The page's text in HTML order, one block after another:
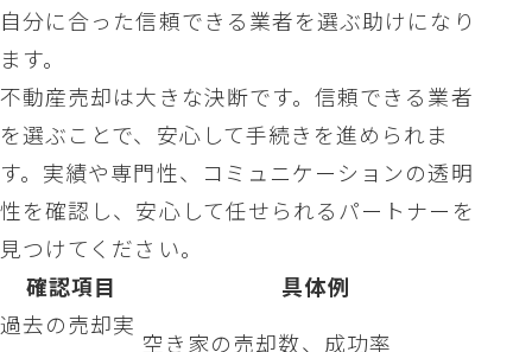
自分に合った信頼できる業者を選ぶ助けになり
ます。
不動産売却は大きな決断です。信頼できる業者
を選ぶことで、安心して手続きを進められま
す。実績や専門性、コミュニケーションの透明
性を確認し、安心して任せられるパートナーを
見つけてください。
確認項目
具体例
過去の売却実
空き家の売却数、成功率